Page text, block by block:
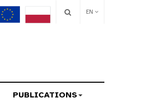
EN
PUBLICATIONS